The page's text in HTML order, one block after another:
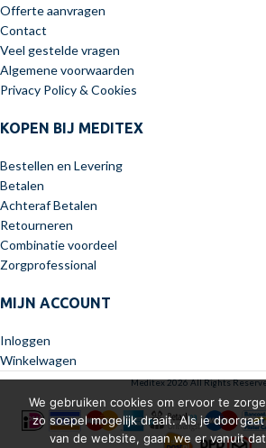
Offerte aanvragen
Contact
Veel gestelde vragen
Algemene voorwaarden
Privacy Policy & Cookies
KOPEN BIJ MEDITEX
Bestellen en Levering
Betalen
Achteraf Betalen
Retourneren
Combinatie voordeel
Zorgprofessional
MIJN ACCOUNT
Inloggen
Winkelwagen
Meditex 2026 All Rights
We gebruiken cookies om ervoor te
zo soepel mogelijk draait. Als je
van de website, gaan we er vanuit